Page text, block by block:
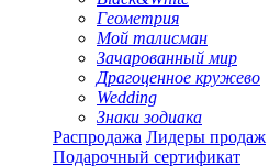
Геометрия
Мой талисман
Зачарованный мир
Драгоценное кружево
Wedding
Знаки зодиака
Распродажа Лидеры продаж
Подарочный сертификат